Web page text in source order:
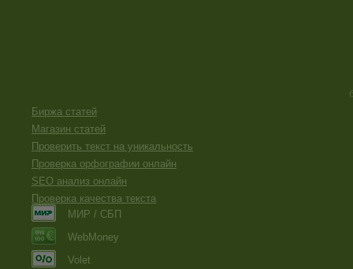
Биржа статей
Магазин статей
Проверить текст на уникальность
Проверка орфографии онлайн
SEO анализ онлайн
Проверка качества текста
МИР / СБП
WebMoney
Volet